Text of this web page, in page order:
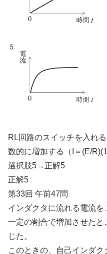
RL回路のスイッチを入れ
数的に増加する（I＝(E/
選択肢5→正解5
正解5
第33回 午前47問
インダクタに流れる電流を
一定の割合で増加させた
じた。
このときの、自己インダク